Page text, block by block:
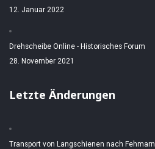
12. Januar 2022
Drehscheibe Online - Historisches Forum
28. November 2021
Letzte Änderungen
Transport von Langschienen nach Fehmarn